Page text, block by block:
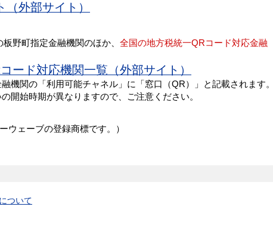
外部サイト）
野町指定金融機関のほか、 全国の地方税統一QRコード対応金融
ード対応機関一覧（外部サイト）
機関の「利用可能チャネル」に「窓口（QR）」と記載されます。
開始時期が異なりますので、ご注意ください。
ウェーブの登録商標です。）
ついて